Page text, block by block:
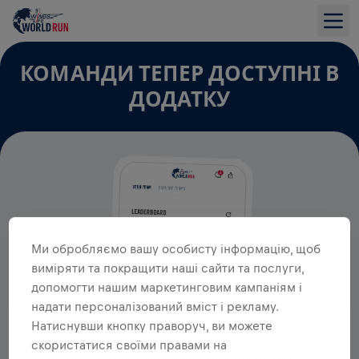
КОМАНДИ ТЕПЕР ДОСТУПНІ В
ДОДАТКУ
Ми обробляємо вашу особисту інформацію, щоб
виміряти та покращити наші сайти та послуги,
допомогти нашим маркетинговим кампаніям і
надати персоналізований вміст і рекламу.
Натиснувши кнопку праворуч, ви можете
скористатися своїми правами на